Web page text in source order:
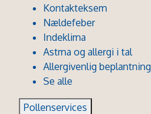
Kontakteksem
Nældefeber
Indeklima
Astma og allergi i tal
Allergivenlig beplantning
Se alle
Pollenservices